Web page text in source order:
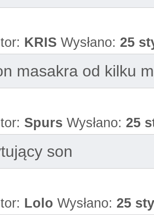
KRIS Wysłano: 25
masakra od kilku
Spurs Wysłano: 25
son
Lolo Wysłano: 25